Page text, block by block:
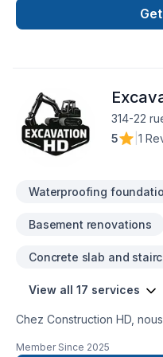
combinant expérience,
expérimentée vous
service d'exception,
aspirations.
314-22
5
1
Waterproofing
Basement renovations
Concrete slab and
View all 17 services
Chez Construction HD,
les projets résidentiels et
Member Since 2025